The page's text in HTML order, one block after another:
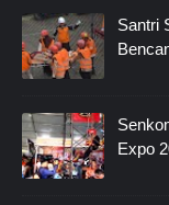
Santri
Expo